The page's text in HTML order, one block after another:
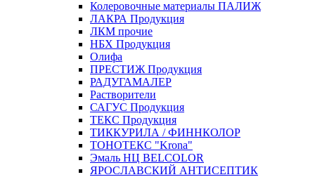
Колеровочные материалы ПАЛИЖ
ЛАКРА Продукция
ЛКМ прочие
НБХ Продукция
Олифа
ПРЕСТИЖ Продукция
РАДУГАМАЛЕР
Растворители
САГУС Продукция
ТЕКС Продукция
ТИККУРИЛА / ФИННКОЛОР
ТОНОТЕКС "Krona"
Эмаль НЦ BELCOLOR
ЯРОСЛАВСКИЙ АНТИСЕПТИК